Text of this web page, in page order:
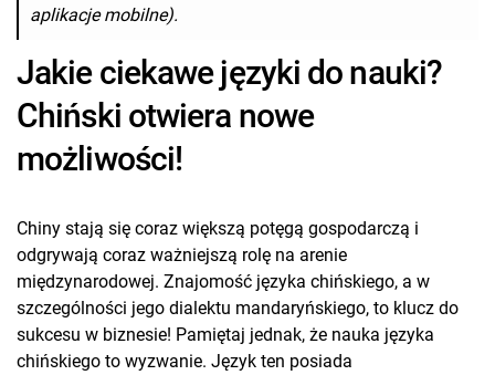
aplikacje mobilne).
Jakie ciekawe języki do nauki?
Chiński otwiera nowe
możliwości!
Chiny stają się coraz większą potęgą gospodarczą i
odgrywają coraz ważniejszą rolę na arenie
międzynarodowej. Znajomość języka chińskiego, a w
szczególności jego dialektu mandaryńskiego, to klucz do
sukcesu w biznesie! Pamiętaj jednak, że nauka języka
chińskiego to wyzwanie. Język ten posiada